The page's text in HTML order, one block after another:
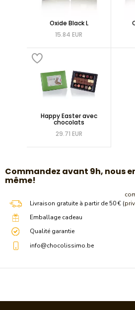
Oxide Black L
15.84 EUR
Happy Easter avec
chocolats
29.71 EUR
​Commandez avant 9h, nous
même!
Livraison gratuite à partir de 50 € (
Emballage cadeau
Qualité garantie
info@chocolissimo.be